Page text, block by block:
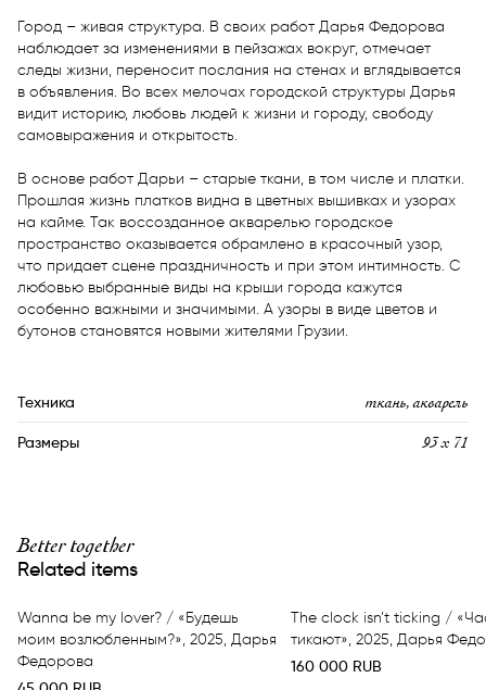
Город – живая структура. В своих работ Дарья Федорова
наблюдает за изменениями в пейзажах вокруг, отмечает
следы жизни, переносит послания на стенах и вглядывается
в объявления. Во всех мелочах городской структуры Дарья
видит историю, любовь людей к жизни и городу, свободу
самовыражения и открытость.
В основе работ Дарьи – старые ткани, в том числе и платки.
Прошлая жизнь платков видна в цветных вышивках и узорах
на кайме. Так воссозданное акварелью городское
пространство оказывается обрамлено в красочный узор,
что придает сцене праздничность и при этом интимность. С
любовью выбранные виды на крыши города кажутся
особенно важными и значимыми. А узоры в виде цветов и
бутонов становятся новыми жителями Грузии.
Техника ткань, акварель
Размеры 93 x 71
Better together
Related items
Wanna be my lover? / «Будешь
моим возлюбленным?», 2025, Дарья
Федорова
The clock isn’t ticking /
тикают», 2025, Дарья
160 000 RUB